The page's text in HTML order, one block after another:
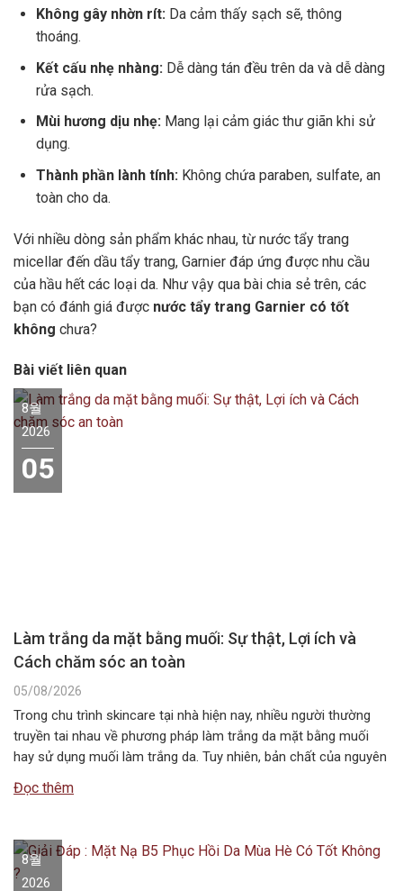
Không gây nhờn rít: Da cảm thấy sạch sẽ, thông
thoáng.
Kết cấu nhẹ nhàng: Dễ dàng tán đều trên da và dễ dàng
rửa sạch.
Mùi hương dịu nhẹ: Mang lại cảm giác thư giãn khi sử
dụng.
Thành phần lành tính: Không chứa paraben, sulfate, an
toàn cho da.
Với nhiều dòng sản phẩm khác nhau, từ nước tẩy trang
micellar đến dầu tẩy trang, Garnier đáp ứng được nhu cầu
của hầu hết các loại da. Như vậy qua bài chia sẻ trên, các
bạn có đánh giá được nước tẩy trang Garnier có tốt
không chưa?
Bài viết liên quan
8월
2026
05
Làm trắng da mặt bằng muối: Sự thật, Lợi ích và
Cách chăm sóc an toàn
05/08/2026
Trong chu trình skincare tại nhà hiện nay, nhiều người thường
truyền tai nhau về phương pháp làm trắng da mặt bằng muối
hay sử dụng muối làm trắng da. Tuy nhiên, bản chất của nguyên
các dòng mỹ phẩm chuyên dụng….
Đọc thêm
8월
2026